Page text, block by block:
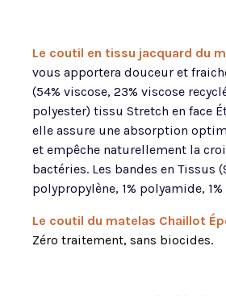
Le coutil en tissu jacquard du
vous apportera douceur et
(54% viscose, 23% viscose
polyester) tissu Stretch en face
elle assure une absorption
et empêche naturellement la
bactéries. Les bandes en Tissus
polypropylène, 1% polyamide,
Le coutil du matelas Chaillot
Zéro traitement, sans biocides.